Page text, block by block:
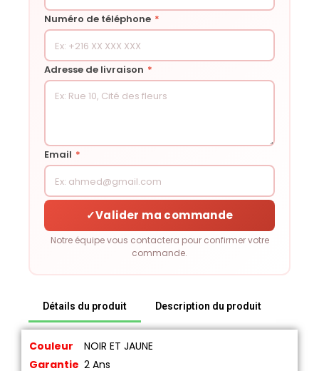
Numéro de téléphone *
Adresse de livraison *
Email *
✓Valider ma commande
Notre équipe vous contactera pour confirmer votre
commande.
Détails du produit Description du produit
Couleur
NOIR ET JAUNE
Garantie 2 Ans